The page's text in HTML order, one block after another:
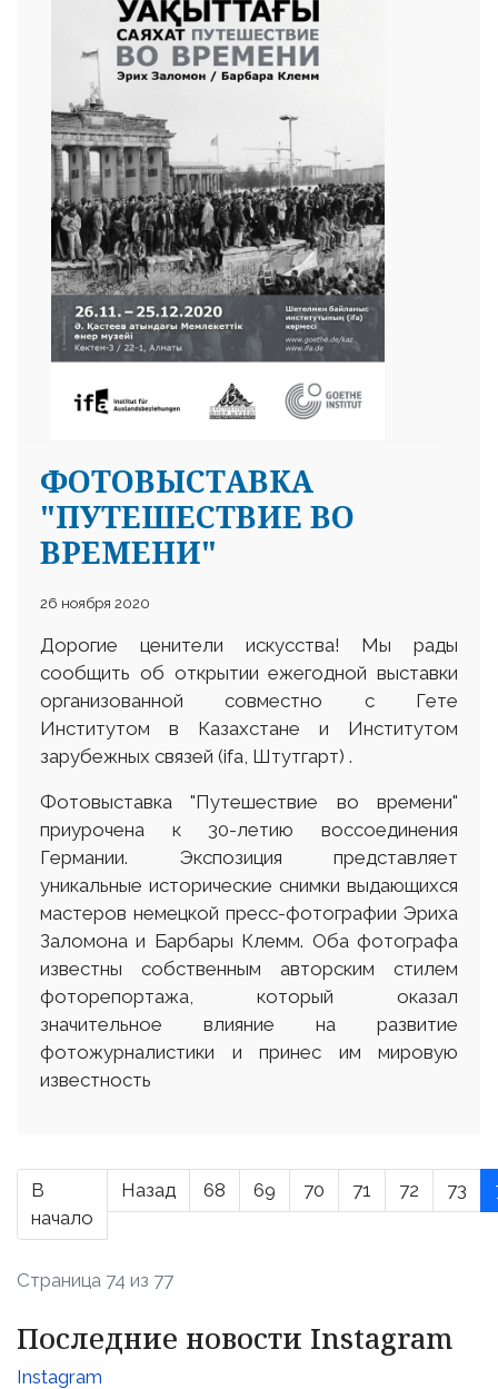
ФОТОВЫСТАВКА
"ПУТЕШЕСТВИЕ ВО
ВРЕМЕНИ"
26 ноября 2020
Дорогие ценители искусства! Мы рады
сообщить об открытии ежегодной выставки
организованной совместно с Гете
Институтом в Казахстане и Институтом
зарубежных связей (ifa, Штутгарт) .
Фотовыставка "Путешествие во времени"
приурочена к 30-летию воссоединения
Германии. Экспозиция представляет
уникальные исторические снимки выдающихся
мастеров немецкой пресс-фотографии Эриха
Заломона и Барбары Клемм. Оба фотографа
известны собственным авторским стилем
фоторепортажа, который оказал
значительное влияние на развитие
фотожурналистики и принес им мировую
известность
В
начало
Назад 68 69 70 71 72 73
Страница 74 из 77
Последние новости Instagram
Instagram